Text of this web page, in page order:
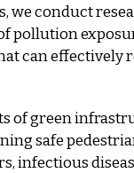
we conduct
pollution
can effectively
of green
safe
infectious